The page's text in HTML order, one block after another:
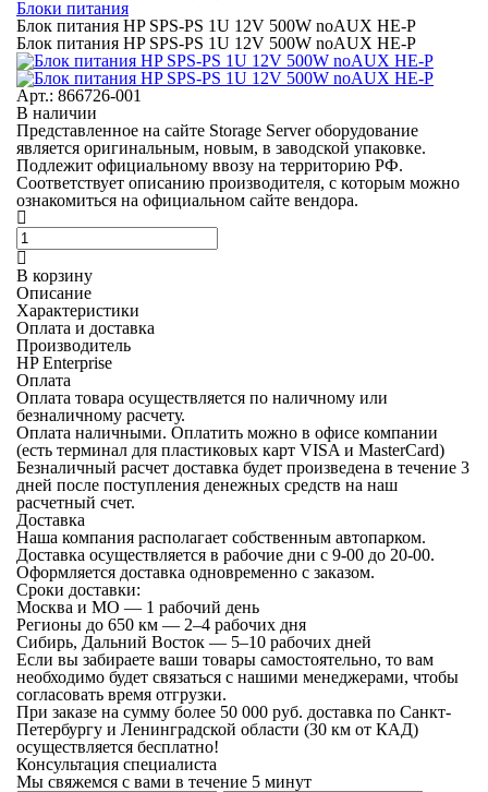
Блоки питания
Блок питания HP SPS-PS 1U 12V 500W noAUX HE-P
Блок питания HP SPS-PS 1U 12V 500W noAUX HE-P
Арт.: 866726-001
В наличии
Представленное на сайте Storage Server оборудование
является оригинальным, новым, в заводской упаковке.
Подлежит официальному ввозу на территорию РФ.
Соответствует описанию производителя, с которым можно
ознакомиться на официальном сайте вендора.
В корзину
Описание
Характеристики
Оплата и доставка
Производитель
HP Enterprise
Оплата
Оплата товара осуществляется по наличному или
безналичному расчету.
Оплата наличными. Оплатить можно в офисе компании
(есть терминал для пластиковых карт VISA и MasterCard)
Безналичный расчет доставка будет произведена в течение 3
дней после поступления денежных средств на наш
расчетный счет.
Доставка
Наша компания располагает собственным автопарком.
Доставка осуществляется в рабочие дни с 9-00 до 20-00.
Оформляется доставка одновременно с заказом.
Сроки доставки:
Москва и МО — 1 рабочий день
Регионы до 650 км — 2–4 рабочих дня
Сибирь, Дальний Восток — 5–10 рабочих дней
Если вы забираете ваши товары самостоятельно, то вам
необходимо будет связаться с нашими менеджерами, чтобы
согласовать время отгрузки.
При заказе на сумму более 50 000 руб. доставка по Санкт-
Петербургу и Ленинградской области (30 км от КАД)
осуществляется бесплатно!
Консультация специалиста
Мы свяжемся с вами в течение 5 минут